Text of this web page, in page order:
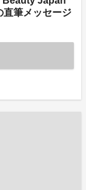
直筆メッセージ